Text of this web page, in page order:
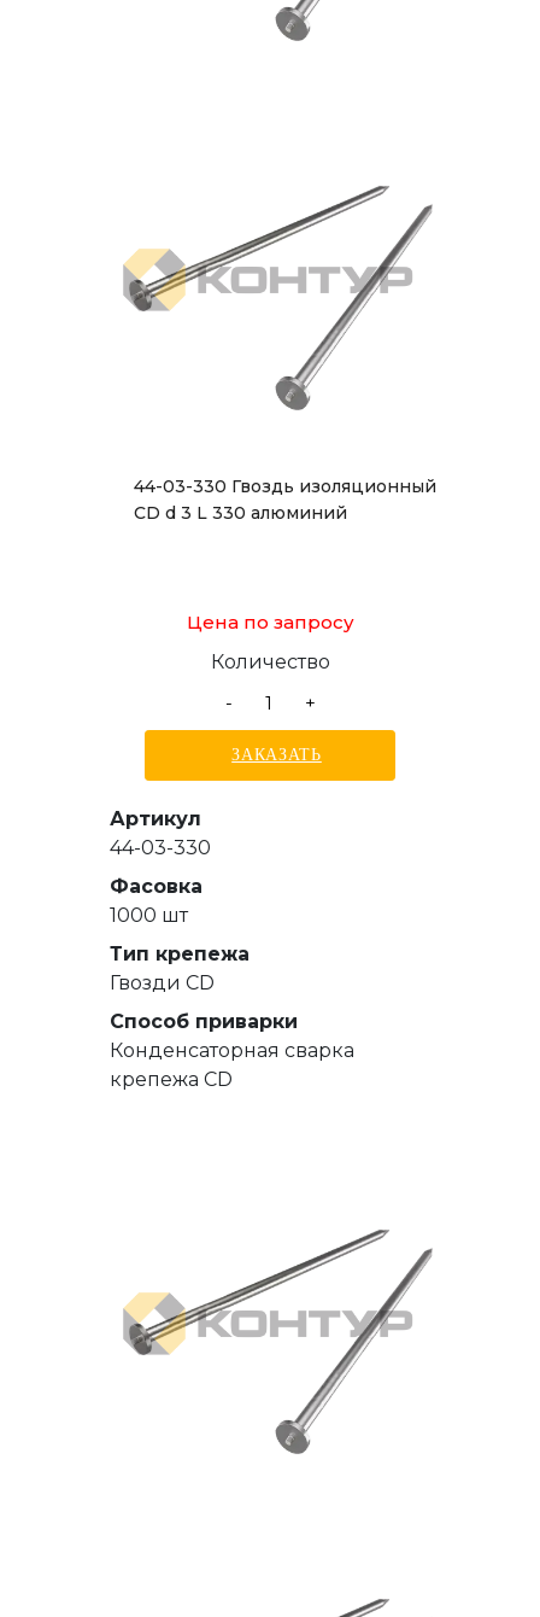
44-03-330 Гвоздь изоляционный
CD d 3 L 330 алюминий
Цена по запросу
Количество
-
+
ЗАКАЗАТЬ
Артикул
44-03-330
Фасовка
1000 шт
Тип крепежа
Гвозди СD
Способ приварки
Конденсаторная сварка
крепежа CD